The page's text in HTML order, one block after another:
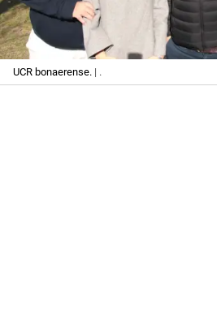
UCR bonaerense. | .